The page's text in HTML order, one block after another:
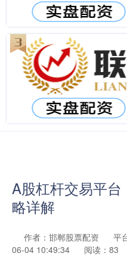
A股杠杆交易平
略详解
作者：邯郸股票配资 平
06-04 10:49:34
阅读：83